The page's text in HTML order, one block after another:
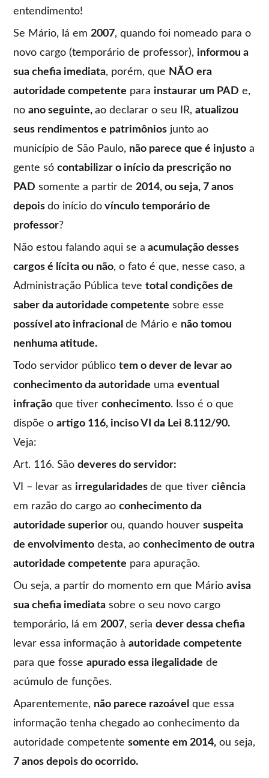
entendimento!
Se Mário, lá em2007, quando foi nomeado para o
novo cargo (temporário de professor), informou a
sua chefia imediata, porém, que NÃO era
autoridade competente para instaurar um PAD e,
noano seguinte,ao declarar o seu IR,atualizou
seus rendimentos e patrimônios junto ao
município de São Paulo, não parece que é injusto a
gente sócontabilizar o início da prescrição no
PAD somente a partir de2014, ou seja, 7 anos
depoisdo início do vínculo temporário de
professor?
Não estou falando aqui se a acumulação desses
cargos é lícita ou não, o fato é que, nesse caso, a
Administração Pública tevetotal condições de
saber da autoridade competente sobre esse
possível ato infracionalde Mário e não tomou
nenhuma atitude.
Todo servidor públicotem o dever de levar ao
conhecimento da autoridade umaeventual
infração que tiverconhecimento. Isso é o que
dispõe oartigo 116, inciso VI da Lei 8.112/90.
Veja:
Art. 116. Sãodeveres do servidor:
VI – levar as irregularidadesde que tiverciência
em razão do cargo aoconhecimento da
autoridade superiorou, quando houversuspeita
de envolvimento desta, aoconhecimento de outra
autoridade competente para apuração.
Ou seja, a partir do momento em que Márioavisa
sua chefia imediata sobre o seu novo cargo
temporário, lá em2007, seriadever dessa chefia
levar essa informação àautoridade competente
para que fosseapurado essa ilegalidade de
acúmulo de funções.
Aparentemente, não parece razoável que essa
informação tenha chegado ao conhecimento da
autoridade competentesomente em 2014, ou seja,
7 anos depois do ocorrido.